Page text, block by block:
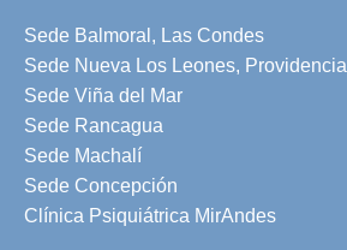
Sede Balmoral, Las Condes
Sede Nueva Los Leones, Providencia
Sede Viña del Mar
Sede Rancagua
Sede Machalí
Sede Concepción
Clínica Psiquiátrica MirAndes